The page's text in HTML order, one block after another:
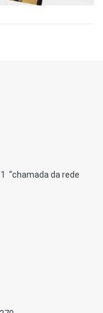
“chamada da rede